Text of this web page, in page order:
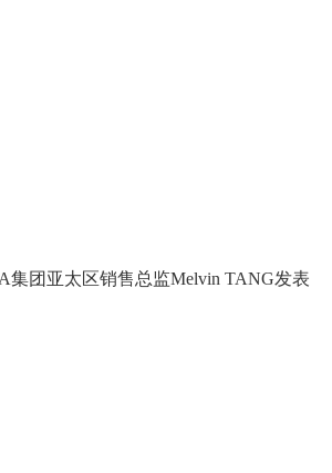
团亚太区销售总监Melvin TANG发表